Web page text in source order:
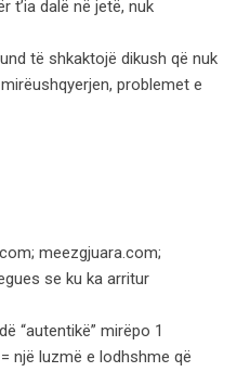
t’ia dalë në jetë, nuk
të shkaktojë dikush që nuk
problemet e
meezgjuara.com;
se ku ka arritur
“autentikë” mirëpo 1
një luzmë e lodhshme që